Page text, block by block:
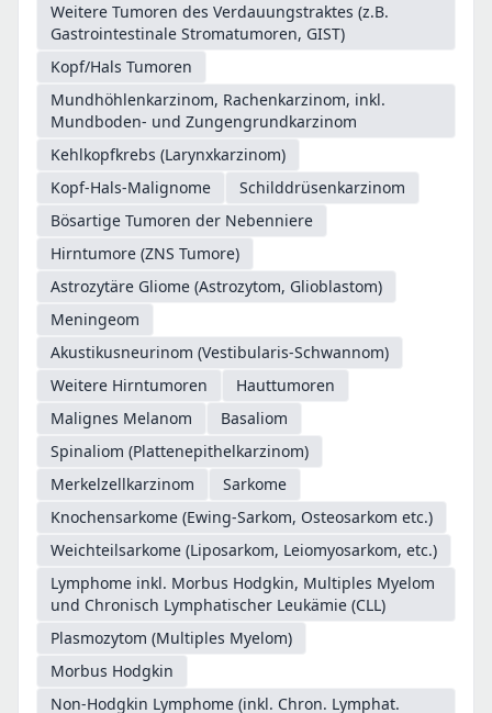
Weitere Tumoren des Verdauungstraktes (z.B.
Gastrointestinale Stromatumoren, GIST)
Kopf/Hals Tumoren
Mundhöhlenkarzinom, Rachenkarzinom, inkl.
Mundboden- und Zungengrundkarzinom
Kehlkopfkrebs (Larynxkarzinom)
Kopf-Hals-Malignome
Schilddrüsenkarzinom
Bösartige Tumoren der Nebenniere
Hirntumore (ZNS Tumore)
Astrozytäre Gliome (Astrozytom, Glioblastom)
Meningeom
Akustikusneurinom (Vestibularis-Schwannom)
Weitere Hirntumoren
Hauttumoren
Malignes Melanom
Basaliom
Spinaliom (Plattenepithelkarzinom)
Merkelzellkarzinom
Sarkome
Knochensarkome (Ewing-Sarkom, Osteosarkom etc.)
Weichteilsarkome (Liposarkom, Leiomyosarkom, etc.)
Lymphome inkl. Morbus Hodgkin, Multiples Myelom
und Chronisch Lymphatischer Leukämie (CLL)
Plasmozytom (Multiples Myelom)
Morbus Hodgkin
Non-Hodgkin Lymphome (inkl. Chron. Lymphat.